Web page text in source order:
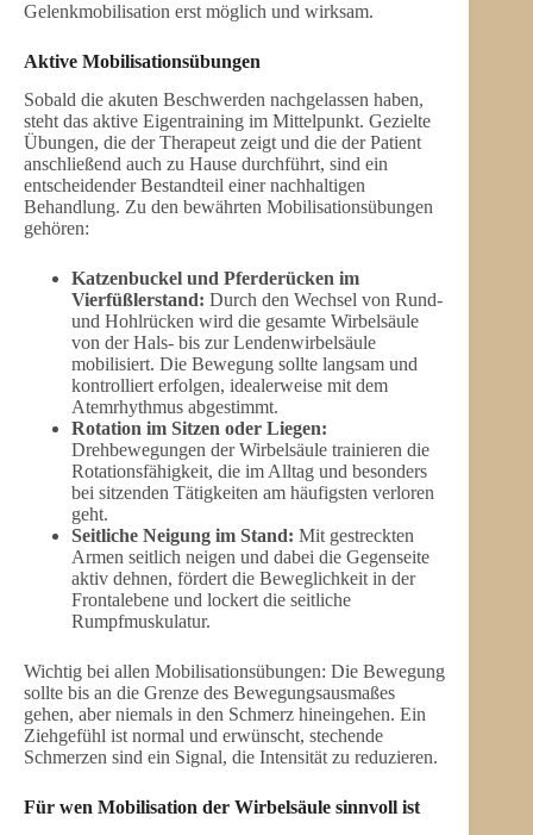
Gelenkmobilisation erst möglich und wirksam.
Aktive Mobilisationsübungen
Sobald die akuten Beschwerden nachgelassen haben,
steht das aktive Eigentraining im Mittelpunkt. Gezielte
Übungen, die der Therapeut zeigt und die der Patient
anschließend auch zu Hause durchführt, sind ein
entscheidender Bestandteil einer nachhaltigen
Behandlung. Zu den bewährten Mobilisationsübungen
gehören:
Katzenbuckel und Pferderücken im
Vierfüßlerstand: Durch den Wechsel von Rund-
und Hohlrücken wird die gesamte Wirbelsäule
von der Hals- bis zur Lendenwirbelsäule
mobilisiert. Die Bewegung sollte langsam und
kontrolliert erfolgen, idealerweise mit dem
Atemrhythmus abgestimmt.
Rotation im Sitzen oder Liegen:
Drehbewegungen der Wirbelsäule trainieren die
Rotationsfähigkeit, die im Alltag und besonders
bei sitzenden Tätigkeiten am häufigsten verloren
geht.
Seitliche Neigung im Stand: Mit gestreckten
Armen seitlich neigen und dabei die Gegenseite
aktiv dehnen, fördert die Beweglichkeit in der
Frontalebene und lockert die seitliche
Rumpfmuskulatur.
Wichtig bei allen Mobilisationsübungen: Die Bewegung
sollte bis an die Grenze des Bewegungsausmaßes
gehen, aber niemals in den Schmerz hineingehen. Ein
Ziehgefühl ist normal und erwünscht, stechende
Schmerzen sind ein Signal, die Intensität zu reduzieren.
Für wen Mobilisation der Wirbelsäule sinnvoll ist